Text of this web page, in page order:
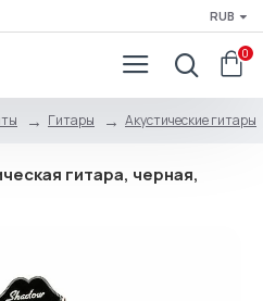
RUB
0
Гитары Акустические гитары
гитара, черная,